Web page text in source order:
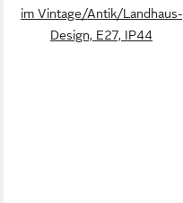
im Vintage/Antik/Landhaus-
Design, E27, IP44